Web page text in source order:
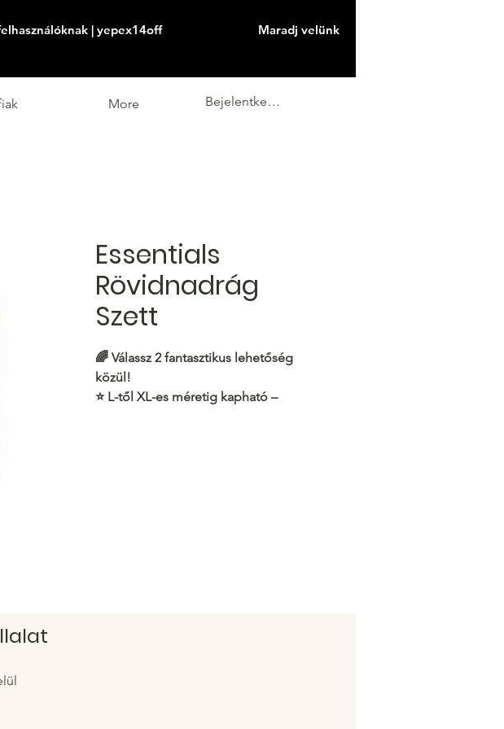
| yepex14off Maradj velünk
More Bejelentkezés
Essentials
Rövidnadrág
Szett
🌈 Válassz 2 fantasztikus lehetőség
közül!
⭐️ L-től XL-es méretig kapható –